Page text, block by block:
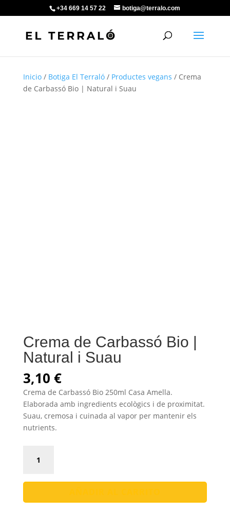
+34 669 14 57 22 botiga@terralo.com
Inicio/ Botiga El Terraló/ Productes vegans / Crema
de Carbassó Bio | Natural i Suau
Crema de Carbassó Bio |
Natural i Suau
3,10 €
Crema de Carbassó Bio 250ml Casa Amella.
Elaborada amb ingredients ecològics i de proximitat.
Suau, cremosa i cuinada al vapor per mantenir els
nutrients.
Bio
|